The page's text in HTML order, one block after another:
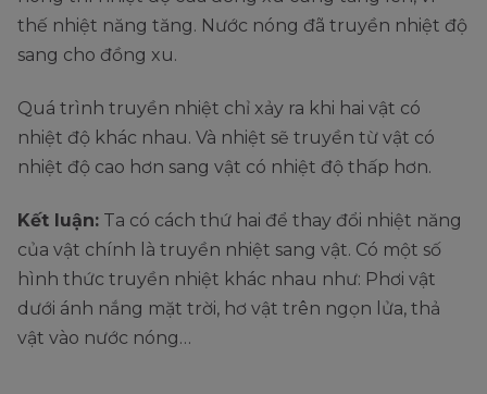
thế nhiệt năng tăng. Nước nóng đã truyền nhiệt độ
sang cho đồng xu.
Quá trình truyền nhiệt chỉ xảy ra khi hai vật có
nhiệt độ khác nhau. Và nhiệt sẽ truyền từ vật có
nhiệt độ cao hơn sang vật có nhiệt độ thấp hơn.
Kết luận: Ta có cách thứ hai để thay đổi nhiệt năng
của vật chính là truyền nhiệt sang vật. Có một số
hình thức truyền nhiệt khác nhau như: Phơi vật
dưới ánh nắng mặt trời, hơ vật trên ngọn lửa, thả
vật vào nước nóng…